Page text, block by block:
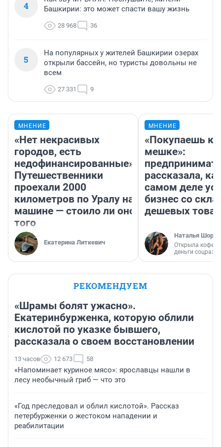
4
Башкирии: это может спасти вашу жизнь
28 968 36
5
На популярных у жителей Башкирии озерах
открыли бассейн, но туристы довольны не
всем
27 331 9
МНЕНИЕ
«Нет некрасивых
городов, есть
недофинансированные».
Путешественники
проехали 2000
километров по Уралу на
машине — стоило ли оно
того
Екатерина Литкевич
МНЕНИЕ
«Покупаешь
мешке»:
рассказала,
самом деле
бизнес со
дешевых
Наталья
Открыла
деньги
РЕКОМЕНДУЕМ
«Шрамы болят ужасно».
Екатеринбурженка, которую облили
кислотой по указке бывшего,
рассказала о своем восстановлении
13 часов 12 673 58
«Напоминает куриное мясо»: ярославцы нашли в
лесу необычный гриб — что это
«Год преследовал и облил кислотой». Рассказ
петербурженки о жестоком нападении и
реабилитации